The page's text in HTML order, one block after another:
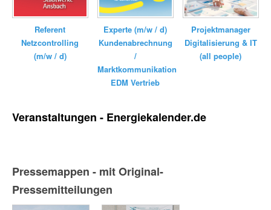
Referent
Netzcontrolling
(m/w / d)
Experte (m/w / d)
Kundenabrechnung
/
Marktkommunikation
EDM Vertrieb
Projektmanager
Digitalisierung & IT
(all people)
Veranstaltungen - Energiekalender.de
Pressemappen - mit Original-
Pressemitteilungen